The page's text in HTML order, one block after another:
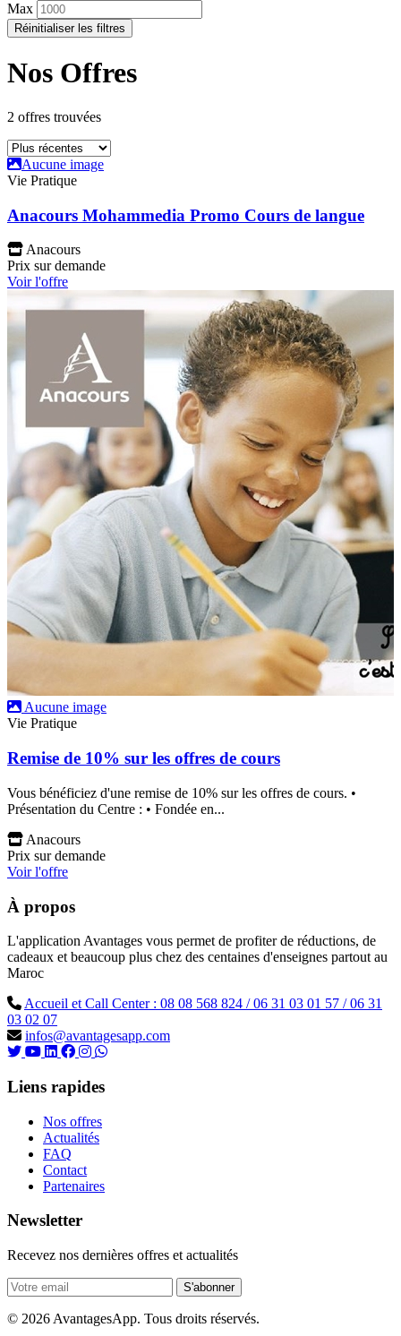
Max
Réinitialiser les filtres
Nos Offres
2 offres trouvées
Aucune image
Vie Pratique
Anacours Mohammedia Promo Cours de langue
Anacours
Prix sur demande
Voir l'offre
Aucune image
Vie Pratique
Remise de 10% sur les offres de cours
Vous bénéficiez d'une remise de 10% sur les offres de cours. •
Présentation du Centre : • Fondée en...
Anacours
Prix sur demande
Voir l'offre
À propos
L'application Avantages vous permet de profiter de réductions, de
cadeaux et beaucoup plus chez des centaines d'enseignes partout au
Maroc
Accueil et Call Center : 08 08 568 824 / 06 31 03 01 57 / 06 31
03 02 07
infos@avantagesapp.com
Liens rapides
Nos offres
Actualités
FAQ
Contact
Partenaires
Newsletter
Recevez nos dernières offres et actualités
S'abonner
© 2026 AvantagesApp. Tous droits réservés.